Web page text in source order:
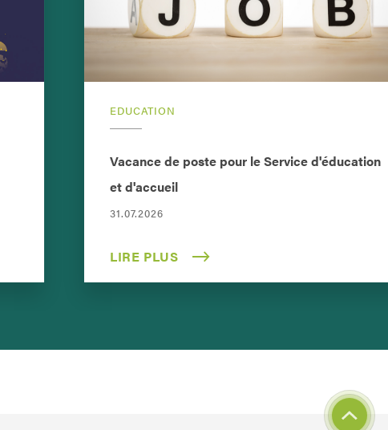
EDUCATION
Vacance de poste pour le Service d'éducation
et d'accueil
31.07.2026
LIRE PLUS